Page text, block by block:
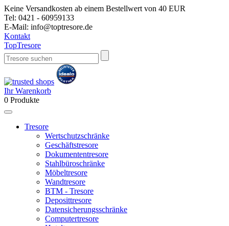
Keine Versandkosten ab einem Bestellwert von 40 EUR
Tel: 0421 - 60959133
E-Mail: info@toptresore.de
Kontakt
TopTresore
Ihr Warenkorb
0 Produkte
Tresore
Wertschutzschränke
Geschäftstresore
Dokumententresore
Stahlbüroschränke
Möbeltresore
Wandtresore
BTM - Tresore
Deposittresore
Datensicherungsschränke
Computertresore